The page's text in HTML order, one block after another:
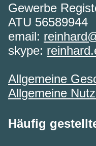
Gewerbe
ATU 56589944
email:
skype:
Allgemeine
Allgemeine
Häufig